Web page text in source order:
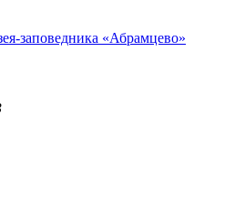
заповедника «Абрамцево»